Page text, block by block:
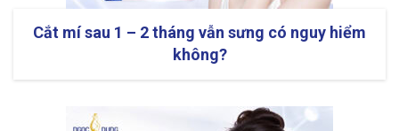
Cắt mí sau 1 – 2 tháng vẫn sưng có nguy hiểm
không?